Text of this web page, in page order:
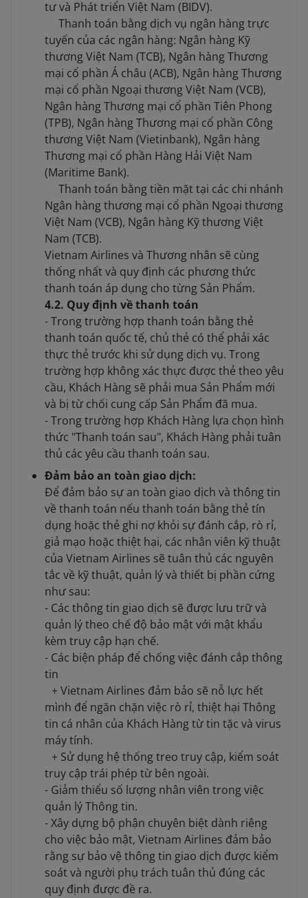
tư và Phát triển Việt Nam (BIDV).
Thanh toán bằng dịch vụ ngân hàng trực
tuyến của các ngân hàng: Ngân hàng Kỹ
thương Việt Nam (TCB), Ngân hàng Thương
mại cổ phần Á châu (ACB), Ngân hàng Thương
mại cổ phần Ngoại thương Việt Nam (VCB),
Ngân hàng Thương mại cổ phần Tiên Phong
(TPB), Ngân hàng Thương mại cổ phần Công
thương Việt Nam (Vietinbank), Ngân hàng
Thương mại cổ phần Hàng Hải Việt Nam
(Maritime Bank).
Thanh toán bằng tiền mặt tại các chi nhánh
Ngân hàng thương mại cổ phần Ngoại thương
Việt Nam (VCB), Ngân hàng Kỹ thương Việt
Nam (TCB).
Vietnam Airlines và Thương nhân sẽ cùng
thống nhất và quy định các phương thức
thanh toán áp dụng cho từng Sản Phẩm.
4.2. Quy định về thanh toán
- Trong trường hợp thanh toán bằng thẻ
thanh toán quốc tế, chủ thẻ có thể phải xác
thực thẻ trước khi sử dụng dịch vụ. Trong
trường hợp không xác thực được thẻ theo yêu
cầu, Khách Hàng sẽ phải mua Sản Phẩm mới
và bị từ chối cung cấp Sản Phẩm đã mua.
- Trong trường hợp Khách Hàng lựa chọn hình
thức "Thanh toán sau", Khách Hàng phải tuân
thủ các yêu cầu thanh toán sau.
Đảm bảo an toàn giao dịch:
Để đảm bảo sự an toàn giao dịch và thông tin
về thanh toán nếu thanh toán bằng thẻ tín
dụng hoặc thẻ ghi nợ khỏi sự đánh cắp, rò rỉ,
giả mạo hoặc thiệt hại, các nhân viên kỹ thuật
của Vietnam Airlines sẽ tuân thủ các nguyên
tắc về kỹ thuật, quản lý và thiết bị phần cứng
như sau:
- Các thông tin giao dịch sẽ được lưu trữ và
quản lý theo chế độ bảo mật với mật khẩu
kèm truy cập hạn chế.
- Các biện pháp để chống việc đánh cắp thông
tin
+ Vietnam Airlines đảm bảo sẽ nỗ lực hết
mình để ngăn chặn việc rò rỉ, thiệt hại Thông
tin cá nhân của Khách Hàng từ tin tặc và virus
máy tính.
+ Sử dụng hệ thống treo truy cập, kiểm soát
truy cập trái phép từ bên ngoài.
- Giảm thiểu số lượng nhân viên trong việc
quản lý Thông tin.
- Xây dựng bộ phận chuyên biệt dành riêng
cho việc bảo mật, Vietnam Airlines đảm bảo
rằng sự bảo vệ thông tin giao dịch được kiểm
soát và người phụ trách tuân thủ đúng các
quy định được đề ra.